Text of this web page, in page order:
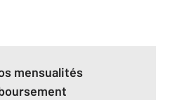
mensualités